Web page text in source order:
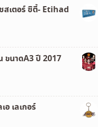
สเตอร์ ซิตี้- Etihad
นาดA3 ปี 2017
เลเกอร์